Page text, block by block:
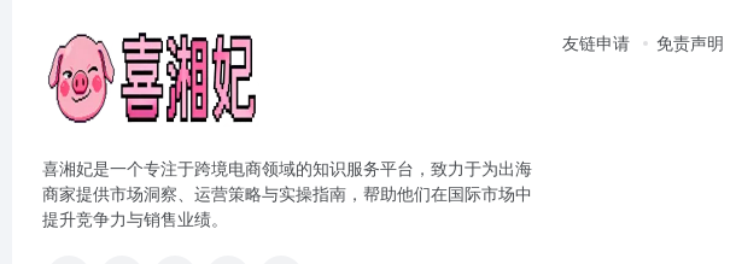
喜湘妃是一个专注于跨境电商领域的知识服务平台，致力于为出海
商家提供市场洞察、运营策略与实操指南，帮助他们在国际市场中
提升竞争力与销售业绩。
友链申请 免责声明